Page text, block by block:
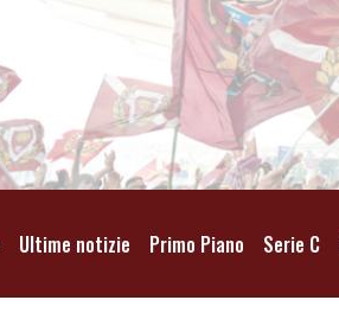
Ultime notizie Primo Piano Serie C